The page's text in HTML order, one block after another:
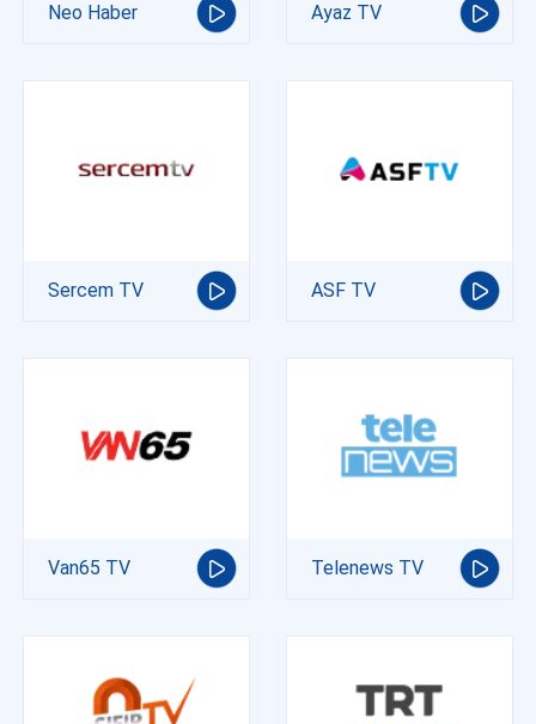
Neo Haber Ayaz TV
Sercem TV ASF TV
Van65 TV Telenews TV